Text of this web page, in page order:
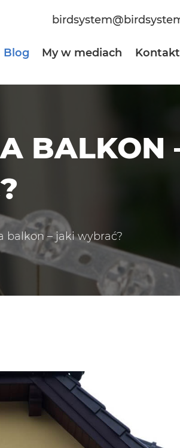
Blog My w mediach Kontakt
BALKON
balkon – jaki wybrać?